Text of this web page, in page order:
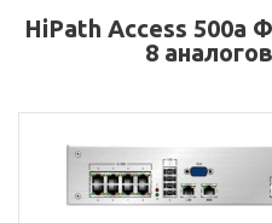
HiPath Access 500a
8